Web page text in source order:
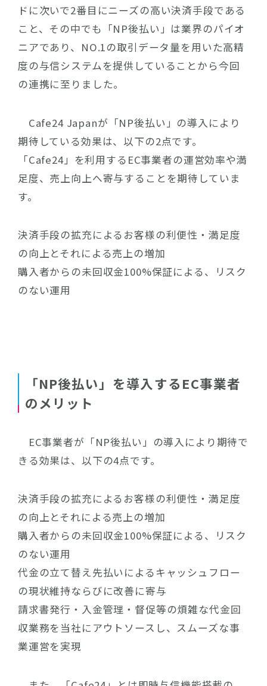
ドに次いで2番目にニーズの高い決済手段である
こと、その中でも「NP後払い」は業界のパイオ
ニアであり、NO.1の取引データ量を用いた高精
度の与信システムを提供していることから今回
の連携に至りました。
Cafe24 Japanが「NP後払い」の導入により
期待している効果は、以下の2点です。
「Cafe24」を利用するEC事業者の運営効率や満
足度、売上向上へ寄与することを期待していま
す。
決済手段の拡充によるお客様の利便性・満足度
の向上とそれによる売上の増加
購入者からの未回収金100%保証による、リスク
のない運用
「NP後払い」を導入するEC事業者
のメリット
EC事業者が「NP後払い」の導入により期待で
きる効果は、以下の4点です。
決済手段の拡充によるお客様の利便性・満足度
の向上とそれによる売上の増加
購入者からの未回収金100%保証による、リスク
のない運用
代金の立て替え先払いによるキャッシュフロー
の現状維持ならびに改善に寄与
請求書発行・入金管理・督促等の煩雑な代金回
収業務を当社にアウトソースし、スムーズな事
業運営を実現